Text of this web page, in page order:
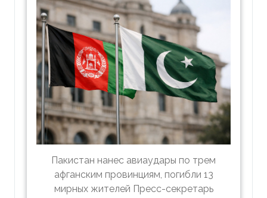
Пакистан нанес авиаудары по трем
афганским провинциям, погибли 13
мирных жителей Пресс-секретарь